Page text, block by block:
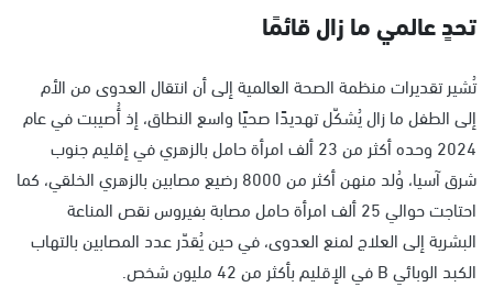
تحدٍ عالمي ما زال قائمًا
تُشير تقديرات منظمة الصحة العالمية إلى أن انتقال العدوى من الأم
إلى الطفل ما زال يُشكّل تهديدًا صحيًا واسع النطاق، إذ أُصيبت في عام
2024 وحده أكثر من 23 ألف امرأة حامل بالزهري في إقليم جنوب
شرق آسيا، وُلد منهن أكثر من 8000 رضيع مصابين بالزهري الخلقي، كما
احتاجت حوالي 25 ألف امرأة حامل مصابة بفيروس نقص المناعة
البشرية إلى العلاج لمنع العدوى، في حين يُقدّر عدد المصابين بالتهاب
الكبد الوبائي B في الإقليم بأكثر من 42 مليون شخص.